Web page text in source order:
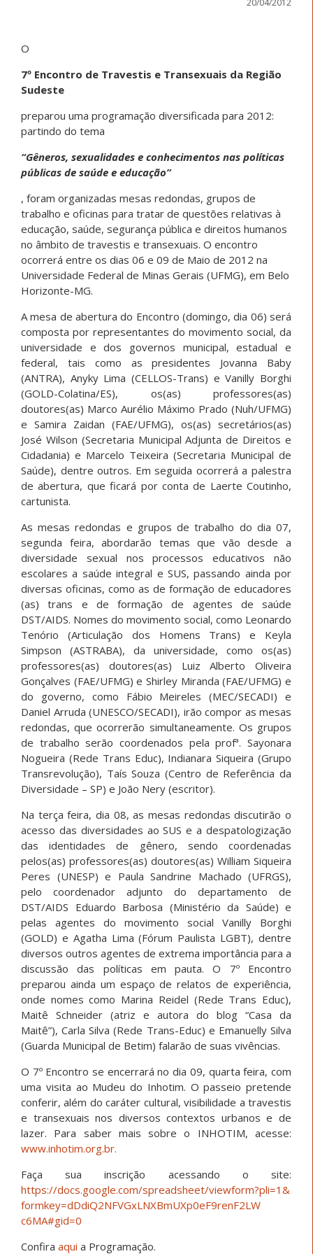
O
7º Encontro de Travestis e Transexuais da Região
Sudeste
preparou uma programação diversificada para 2012:
partindo do tema
“Gêneros, sexualidades e conhecimentos nas políticas
públicas de saúde e educação”
, foram organizadas mesas redondas, grupos de
trabalho e oficinas para tratar de questões relativas à
educação, saúde, segurança pública e direitos humanos
no âmbito de travestis e transexuais. O encontro
ocorrerá entre os dias 06 e 09 de Maio de 2012 na
Universidade Federal de Minas Gerais (UFMG), em Belo
Horizonte-MG.
A mesa de abertura do Encontro (domingo, dia 06) será
composta por representantes do movimento social, da
universidade e dos governos municipal, estadual e
federal, tais como as presidentes Jovanna Baby
(ANTRA), Anyky Lima (CELLOS-Trans) e Vanilly Borghi
(GOLD-Colatina/ES), os(as) professores(as)
doutores(as) Marco Aurélio Máximo Prado (Nuh/UFMG)
e Samira Zaidan (FAE/UFMG), os(as) secretários(as)
José Wilson (Secretaria Municipal Adjunta de Direitos e
Cidadania) e Marcelo Teixeira (Secretaria Municipal de
Saúde), dentre outros. Em seguida ocorrerá a palestra
de abertura, que ficará por conta de Laerte Coutinho,
cartunista.
As mesas redondas e grupos de trabalho do dia 07,
segunda feira, abordarão temas que vão desde a
diversidade sexual nos processos educativos não
escolares a saúde integral e SUS, passando ainda por
diversas oficinas, como as de formação de educadores
(as) trans e de formação de agentes de saúde
DST/AIDS. Nomes do movimento social, como Leonardo
Tenório (Articulação dos Homens Trans) e Keyla
Simpson (ASTRABA), da universidade, como os(as)
professores(as) doutores(as) Luiz Alberto Oliveira
Gonçalves (FAE/UFMG) e Shirley Miranda (FAE/UFMG) e
do governo, como Fábio Meireles (MEC/SECADI) e
Daniel Arruda (UNESCO/SECADI), irão compor as mesas
redondas, que ocorrerão simultaneamente. Os grupos
de trabalho serão coordenados pela profª. Sayonara
Nogueira (Rede Trans Educ), Indianara Siqueira (Grupo
Transrevolução), Taís Souza (Centro de Referência da
Diversidade – SP) e João Nery (escritor).
Na terça feira, dia 08, as mesas redondas discutirão o
acesso das diversidades ao SUS e a despatologização
das identidades de gênero, sendo coordenadas
pelos(as) professores(as) doutores(as) William Siqueira
Peres (UNESP) e Paula Sandrine Machado (UFRGS),
pelo coordenador adjunto do departamento de
DST/AIDS Eduardo Barbosa (Ministério da Saúde) e
pelas agentes do movimento social Vanilly Borghi
(GOLD) e Agatha Lima (Fórum Paulista LGBT), dentre
diversos outros agentes de extrema importância para a
discussão das políticas em pauta. O 7º Encontro
preparou ainda um espaço de relatos de experiência,
onde nomes como Marina Reidel (Rede Trans Educ),
Maitê Schneider (atriz e autora do blog “Casa da
Maitê”), Carla Silva (Rede Trans-Educ) e Emanuelly Silva
(Guarda Municipal de Betim) falarão de suas vivências.
O 7º Encontro se encerrará no dia 09, quarta feira, com
uma visita ao Mudeu do Inhotim. O passeio pretende
conferir, além do caráter cultural, visibilidade a travestis
e transexuais nos diversos contextos urbanos e de
lazer. Para saber mais sobre o INHOTIM, acesse:
www.inhotim.org.br.
Faça sua inscrição acessando o site:
https://docs.google.com/spreadsheet/viewform?pli=1&
formkey=dDdiQ2NFVGxLNXBmUXp0eF9renF2LW
c6MA#gid=0
Confira aqui a Programação.